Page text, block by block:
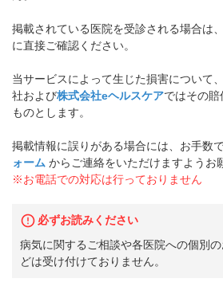
掲載されている医院を受診される場合は
に直接ご確認ください。
当サービスによって生じた損害について
社および株式会社eヘルスケアではその
ものとします。
掲載情報に誤りがある場合には、お手数で
ォーム からご連絡をいただけますようお
※お電話での対応は行っておりません
必ずお読みください
病気に関するご相談や各医院への個別
どは受け付けておりません。